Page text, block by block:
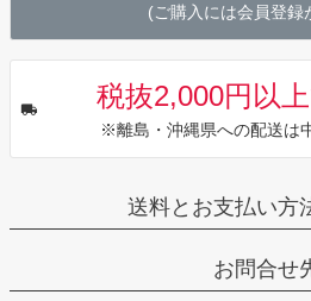
(ご購入には会員登録
税抜2,000円以
※離島・沖縄県への配送は
送料とお支払い方
お問合せ